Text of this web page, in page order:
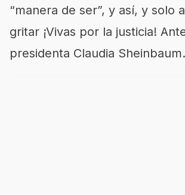
“manera de ser”, y así, y solo
gritar ¡Vivas por la justicia!
presidenta Claudia Sheinbaum.